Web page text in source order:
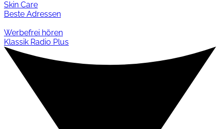
Skin Care
Beste Adressen
Werbefrei hören
Klassik Radio Plus